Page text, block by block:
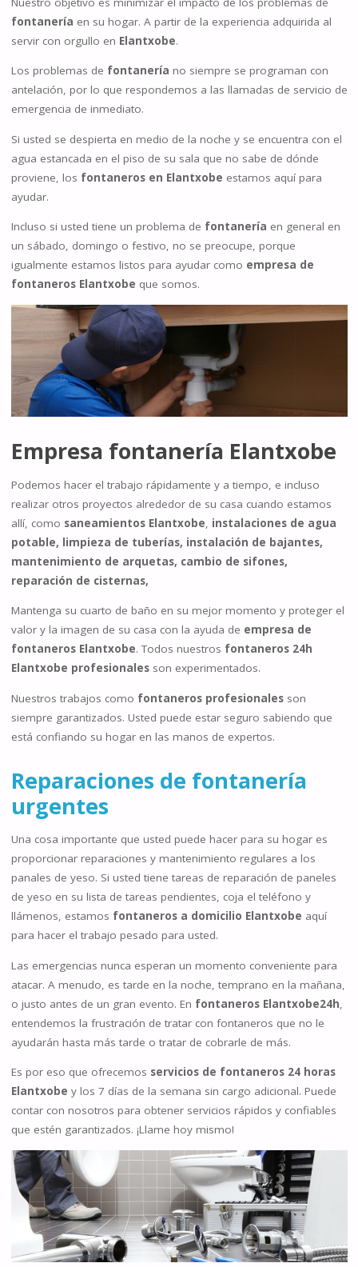
fontanería en su hogar. A partir de la experiencia adquirida al
servir con orgullo en Elantxobe.
Los problemas de fontanería no siempre se programan con
antelación, por lo que respondemos a las llamadas de servicio de
emergencia de inmediato.
Si usted se despierta en medio de la noche y se encuentra con el
agua estancada en el piso de su sala que no sabe de dónde
proviene, los fontaneros en Elantxobe estamos aquí para
ayudar.
Incluso si usted tiene un problema de fontanería en general en
un sábado, domingo o festivo, no se preocupe, porque
igualmente estamos listos para ayudar como empresa de
fontaneros Elantxobe que somos.
Empresa fontanería Elantxobe
Podemos hacer el trabajo rápidamente y a tiempo, e incluso
realizar otros proyectos alrededor de su casa cuando estamos
allí, como saneamientos Elantxobe, instalaciones de agua
potable, limpieza de tuberías, instalación de bajantes,
mantenimiento de arquetas, cambio de sifones,
reparación de cisternas,
Mantenga su cuarto de baño en su mejor momento y proteger el
valor y la imagen de su casa con la ayuda de empresa de
fontaneros Elantxobe. Todos nuestros fontaneros 24h
Elantxobe profesionalesson experimentados.
Nuestros trabajos como fontaneros profesionalesson
siempre garantizados. Usted puede estar seguro sabiendo que
está confiando su hogar en las manos de expertos.
Reparaciones de fontanería
urgentes
Una cosa importante que usted puede hacer para su hogar es
proporcionar reparaciones y mantenimiento regulares a los
panales de yeso. Si usted tiene tareas de reparación de paneles
de yeso en su lista de tareas pendientes, coja el teléfono y
llámenos, estamos fontaneros a domicilio Elantxobe aquí
para hacer el trabajo pesado para usted.
Las emergencias nunca esperan un momento conveniente para
atacar. A menudo, es tarde en la noche, temprano en la mañana,
o justo antes de un gran evento. En fontaneros Elantxobe24h,
entendemos la frustración de tratar con fontaneros que no le
ayudarán hasta más tarde o tratar de cobrarle de más.
Es por eso que ofrecemos servicios de fontaneros 24 horas
Elantxobe y los 7 días de la semana sin cargo adicional. Puede
contar con nosotros para obtener servicios rápidos y confiables
que estén garantizados. ¡Llame hoy mismo!